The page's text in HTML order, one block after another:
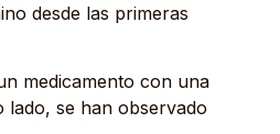
desde las primeras
medicamento con una
lado, se han observado